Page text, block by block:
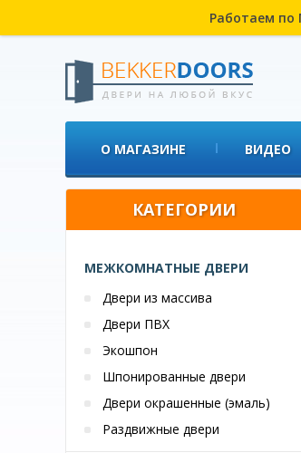
Работаем по
О МАГАЗИНЕ ВИДЕО
КАТЕГОРИИ
МЕЖКОМНАТНЫЕ ДВЕРИ
Двери из массива
Двери ПВХ
Экошпон
Шпонированные двери
Двери окрашенные (эмаль)
Раздвижные двери